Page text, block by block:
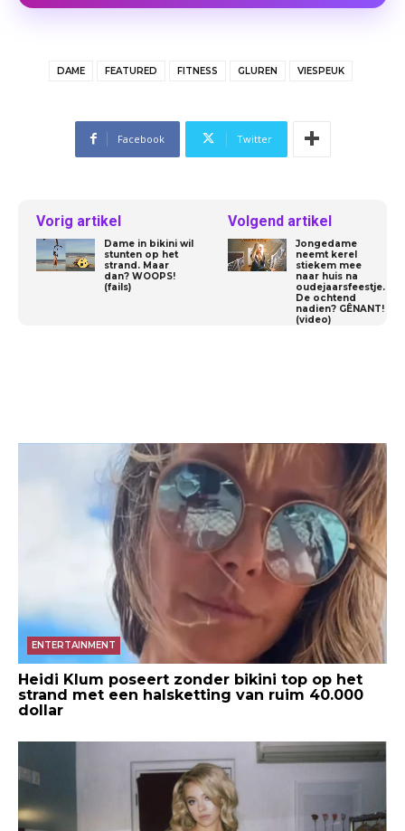
DAME FEATURED FITNESS GLUREN VIESPEUK
Facebook Twitter
Vorig artikel
Dame in bikini wil
stunten op het
strand. Maar
dan? WOOPS!
(fails)
Volgend artikel
Jongedame
neemt kerel
stiekem mee
naar huis na
oudejaarsfeestje.
De ochtend
nadien? GÊNANT!
(video)
ENTERTAINMENT
Heidi Klum poseert zonder bikini top op het
strand met een halsketting van ruim 40.000
dollar